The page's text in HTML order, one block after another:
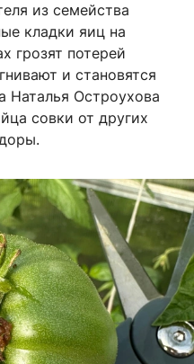
из семейства
кладки яиц на
грозят потерей
и становятся
Наталья Остроухова
совки от других